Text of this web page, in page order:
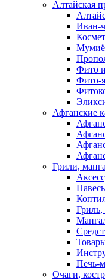
Алтайская
Иван-
Мумиё
Фито
Фито-
Афганские
Грили,
Печь-
Очаги,